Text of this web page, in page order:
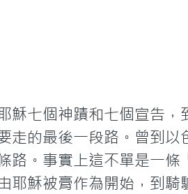
穌七個神蹟和七個宣告
走的最後一段路。曾到
路。事實上這不單是一
耶穌被膏作為開始，到